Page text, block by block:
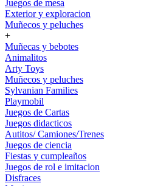
Juegos de mesa
Exterior y exploracion
Muñecos y peluches
+
Muñecas y bebotes
Animalitos
Arty Toys
Muñecos y peluches
Sylvanian Families
Playmobil
Juegos de Cartas
Juegos didacticos
Autitos/ Camiones/Trenes
Juegos de ciencia
Fiestas y cumpleaños
Juegos de rol e imitacion
Disfraces